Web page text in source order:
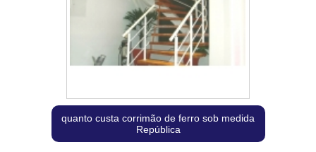
quanto custa corrimão de ferro sob medida
República